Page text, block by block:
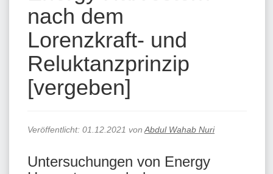
nach dem
Lorenzkraft- und
Reluktanzprinzip
[vergeben]
Veröffentlicht: 01.12.2021 von Abdul Wahab Nuri
Untersuchungen von Energy